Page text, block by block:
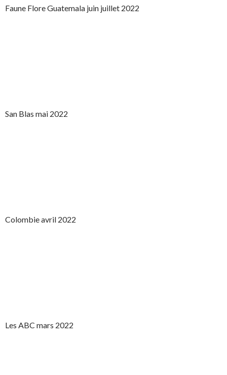
Faune Flore Guatemala juin juillet 2022
San Blas mai 2022
Colombie avril 2022
Les ABC mars 2022